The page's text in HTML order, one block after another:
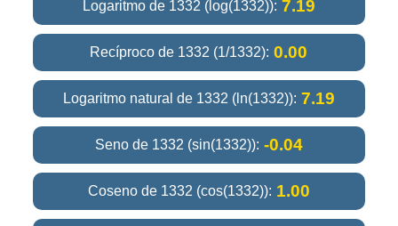
Logaritmo de 1332 (log(1332)): 7.19
Recíproco de 1332 (1/1332): 0.00
Logaritmo natural de 1332 (ln(1332)): 7.19
Seno de 1332 (sin(1332)): -0.04
Coseno de 1332 (cos(1332)): 1.00